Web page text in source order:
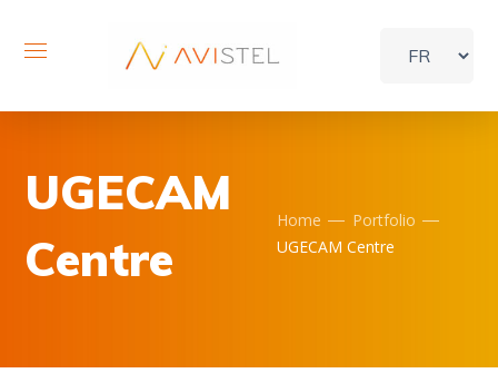
UGECAM
Centre
Home
Portfolio
UGECAM Centre